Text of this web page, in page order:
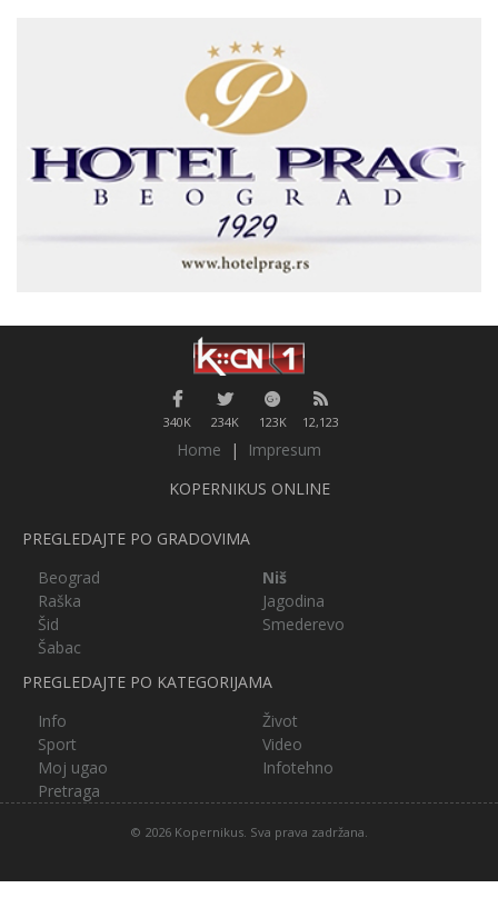
340K 234K 123K 12,123
Home |
Impresum
KOPERNIKUS ONLINE
PREGLEDAJTE PO GRADOVIMA
Beograd
Niš
Raška
Jagodina
Šid
Smederevo
Šabac
PREGLEDAJTE PO KATEGORIJAMA
Info
Život
Sport
Video
Moj ugao
Infotehno
Pretraga
© 2026 Kopernikus. Sva prava zadržana.